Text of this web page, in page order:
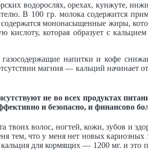
водорослях, орехах, кунжуте,
В 100 гр. молока содержится
мононасыщенные жиры,
которая образует с
напитки и кофе
магния — кальций начинает
не во всех продуктах
и безопасно, и финансово
волос, ногтей, кожи, зубов и
тем, что у меня нет новых кариозных
для кормящих — 1200 мг. и это